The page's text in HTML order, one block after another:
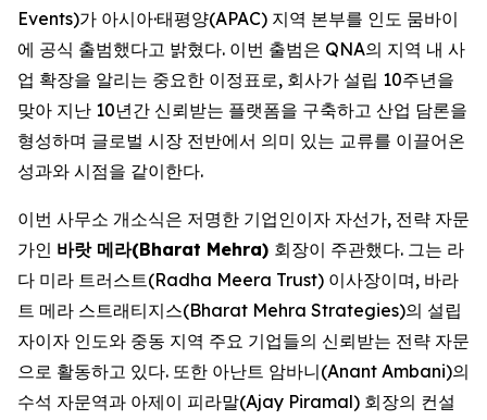
Events)가 아시아·태평양(APAC) 지역 본부를 인도 뭄바이
에 공식 출범했다고 밝혔다. 이번 출범은 QNA의 지역 내 사
업 확장을 알리는 중요한 이정표로, 회사가 설립 10주년을
맞아 지난 10년간 신뢰받는 플랫폼을 구축하고 산업 담론을
형성하며 글로벌 시장 전반에서 의미 있는 교류를 이끌어온
성과와 시점을 같이한다.
이번 사무소 개소식은 저명한 기업인이자 자선가, 전략 자문
가인 바랏 메라(Bharat Mehra) 회장이 주관했다. 그는 라
다 미라 트러스트(Radha Meera Trust) 이사장이며, 바라
트 메라 스트래티지스(Bharat Mehra Strategies)의 설립
자이자 인도와 중동 지역 주요 기업들의 신뢰받는 전략 자문
으로 활동하고 있다. 또한 아난트 암바니(Anant Ambani)의
수석 자문역과 아제이 피라말(Ajay Piramal) 회장의 컨설